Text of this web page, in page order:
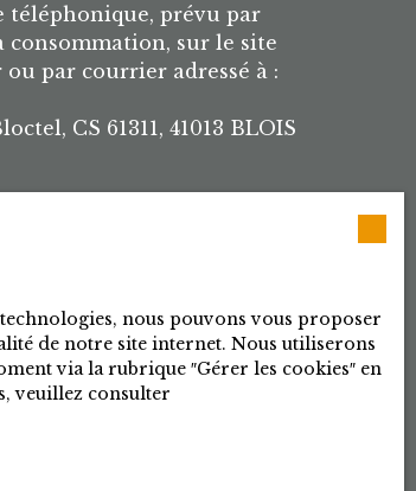
téléphonique, prévu par
consommation, sur le site
par courrier adressé à :
CS 61311, 41013 BLOIS
annonces
nous pouvons vous proposer
de notre site internet. Nous utiliserons
via la rubrique ″Gérer les cookies″ en
veuillez consulter